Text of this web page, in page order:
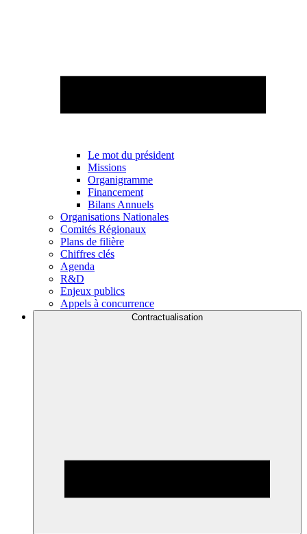
Le mot du président
Missions
Organigramme
Financement
Bilans Annuels
Organisations Nationales
Comités Régionaux
Plans de filière
Chiffres clés
Agenda
R&D
Enjeux publics
Appels à concurrence
Contractualisation